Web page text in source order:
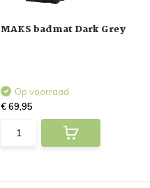
MAKS badmat Dark Grey
Op voorraad
€ 69,95